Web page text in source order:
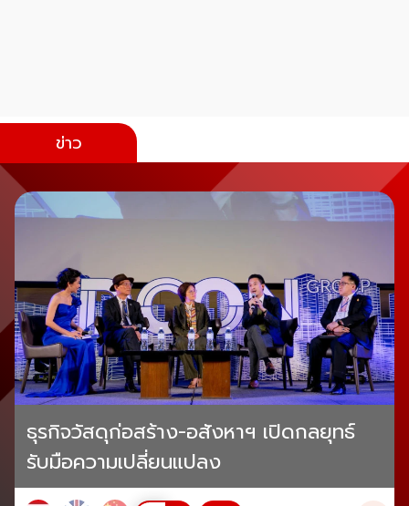
ข่าว
ธุรกิจวัสดุก่อสร้าง-อสังหาฯ เปิดกลยุทธ์
รับมือความเปลี่ยนแปลง